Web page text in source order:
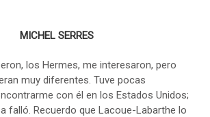
MICHEL SERRES
los Hermes, me interesaron, pero
muy diferentes. Tuve pocas
con él en los Estados Unidos;
falló. Recuerdo que Lacoue-Labarthe lo